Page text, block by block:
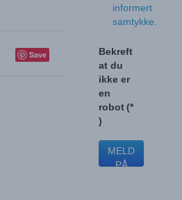
Save
informert
samtykke.
Bekreft
at du
ikke er
en
robot(*
)
MELD
PÅ